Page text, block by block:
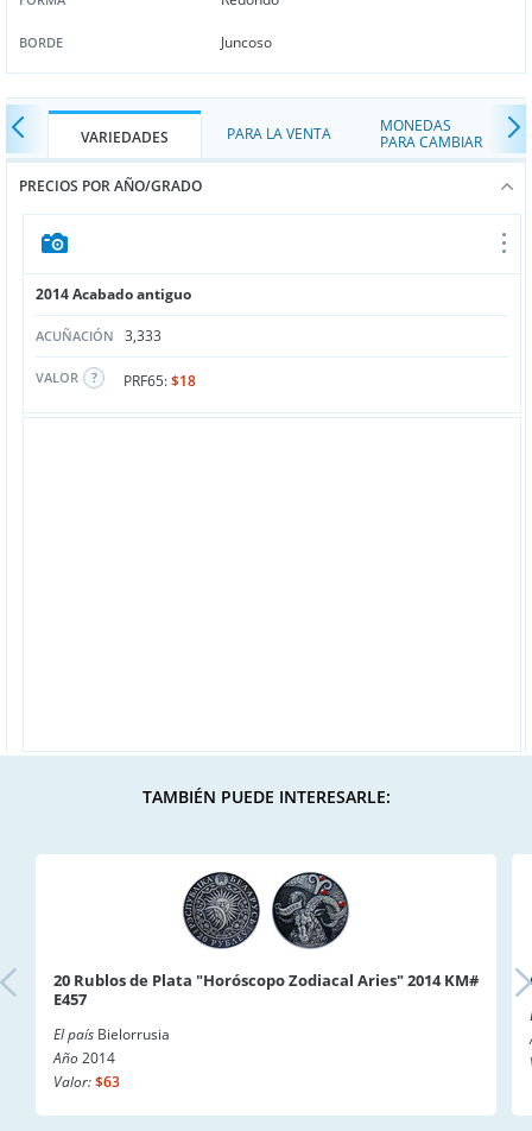
BORDE Juncoso
VARIEDADES PARA LA VENTA
MONEDAS
PARA CAMBIAR
PRECIOS POR AÑO/GRADO
2014 Acabado antiguo
ACUÑACIÓN 3,333
VALOR PRF65:$18
TAMBIÉN PUEDE INTERESARLE:
20 Rublos de Plata "Horóscopo Zodiacal Aries" 2014 KM#
E457
El país Bielorrusia
Año2014
Valor:$63